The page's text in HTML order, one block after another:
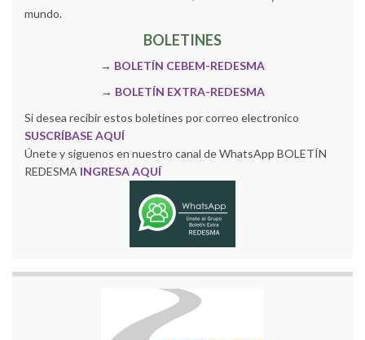
mundo.
BOLETINES
→ BOLETÍN CEBEM-REDESMA
→ BOLETÍN EXTRA-REDESMA
Si desea recibir estos boletines por correo electronico
SUSCRÍBASE AQUÍ
Únete y siguenos en nuestro canal de WhatsApp BOLETÍN
REDESMA INGRESA AQUÍ